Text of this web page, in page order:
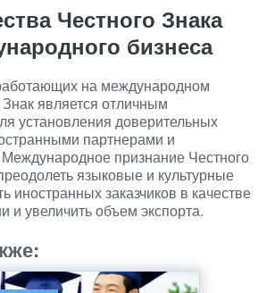
Честного Знака
бизнеса
на международном
является отличным
установления доверительных
партнерами и
признание Честного
языковые и культурные
иностранных заказчиков в качестве
и увеличить объем экспорта.